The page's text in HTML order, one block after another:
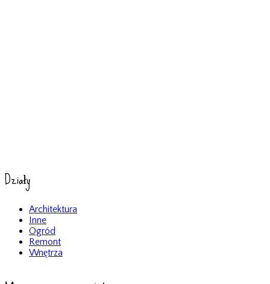
Działy
Architektura
Inne
Ogród
Remont
Wnętrza